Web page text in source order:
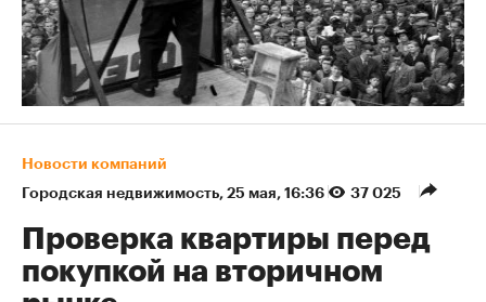
Новости компаний
Городская недвижимость 25 мая, 16:36 37 025
Проверка квартиры перед
покупкой на вторичном